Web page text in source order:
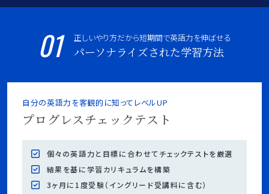
01 正しいやり方だから短期間で英語力を伸ばせる
パーソナライズされた学習方法
自分の英語力を客観的に知ってレベルUP
プログレスチェックテスト
個々の英語力と目標に合わせてチェックテストを厳選
結果を基に学習カリキュラムを構築
3ヶ月に1度受験（イングリード受講料に含む）